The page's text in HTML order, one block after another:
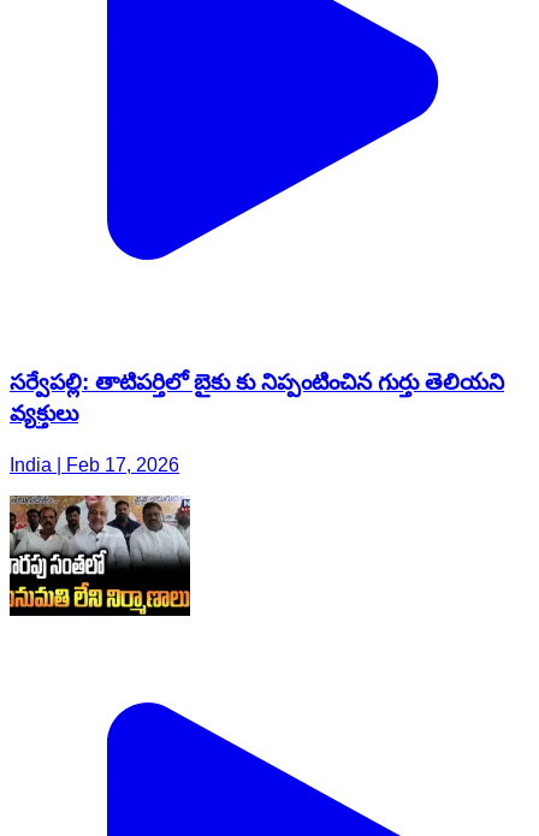
సర్వేపల్లి: తాటిపర్తిలో బైకు కు నిప్పంటించిన గుర్తు తెలియని
వ్యక్తులు
India | Feb 17, 2026